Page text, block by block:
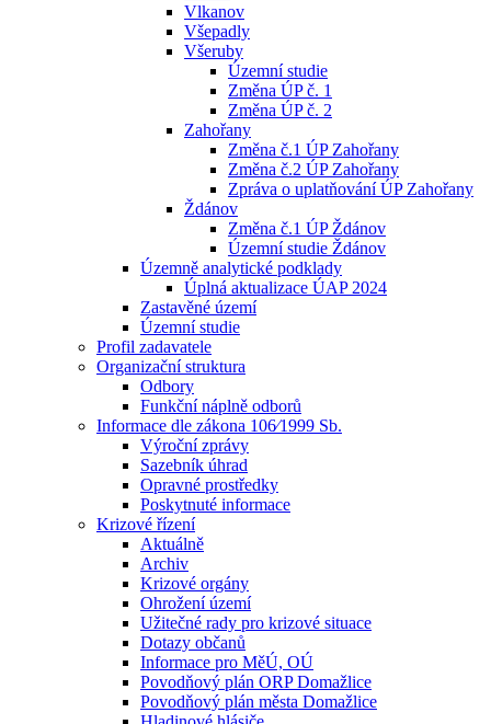
Vlkanov
Všepadly
Všeruby
Územní studie
Změna ÚP č. 1
Změna ÚP č. 2
Zahořany
Změna č.1 ÚP Zahořany
Změna č.2 ÚP Zahořany
Zpráva o uplatňování ÚP Zahořany
Ždánov
Změna č.1 ÚP Ždánov
Územní studie Ždánov
Územně analytické podklady
Úplná aktualizace ÚAP 2024
Zastavěné území
Územní studie
Profil zadavatele
Organizační struktura
Odbory
Funkční náplně odborů
Informace dle zákona 106⁄1999 Sb.
Výroční zprávy
Sazebník úhrad
Opravné prostředky
Poskytnuté informace
Krizové řízení
Aktuálně
Archiv
Krizové orgány
Ohrožení území
Užitečné rady pro krizové situace
Dotazy občanů
Informace pro MěÚ, OÚ
Povodňový plán ORP Domažlice
Povodňový plán města Domažlice